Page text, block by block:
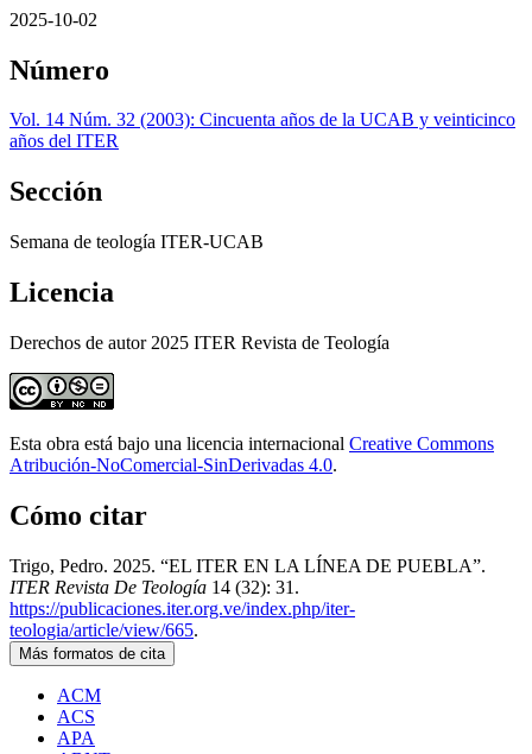
2025-10-02
Número
Vol. 14 Núm. 32 (2003): Cincuenta años de la UCAB y veinticinco
años del ITER
Sección
Semana de teología ITER-UCAB
Licencia
Derechos de autor 2025 ITER Revista de Teología
Esta obra está bajo una licencia internacional Creative Commons
Atribución-NoComercial-SinDerivadas 4.0.
Cómo citar
Trigo, Pedro. 2025. “EL ITER EN LA LÍNEA DE PUEBLA”.
ITER Revista De Teología 14 (32): 31.
https://publicaciones.iter.org.ve/index.php/iter-
teologia/article/view/665.
Más formatos de cita
ACM
ACS
APA